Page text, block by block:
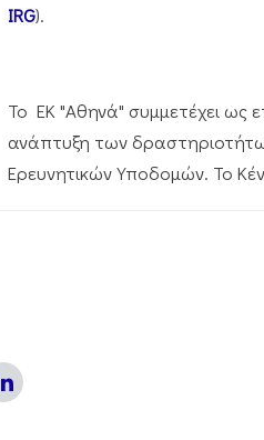
IRG).
Το ΕΚ "Αθηνά" συμμετέχει ως
ανάπτυξη των
Ερευνητικών Υποδομών. Το